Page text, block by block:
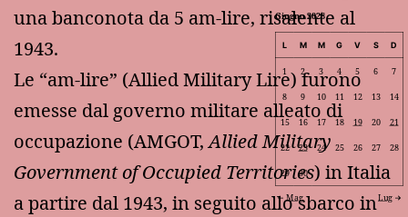
una banconota da 5 am-lire, risalente al
1943.
Le “am-lire” (Allied Military Lire) furono
emesse dal governo militare alleato di
occupazione (AMGOT,Allied Military
Government of Occupied Territories) in Italia
a partire dal 1943, in seguito allo sbarco in
Giugno 2026
L M M G V S D
1 2 3 4 5 6 7
8 9 10 11 12 13 14
15 16 17 18 19 20 21
22 23 24 25 26 27 28
29 30
Mag Lug